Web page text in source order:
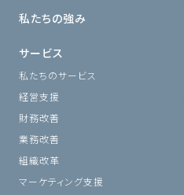
私たちの強み
サービス
私たちのサービス
経営支援
財務改善
業務改善
組織改革
マーケティング支援